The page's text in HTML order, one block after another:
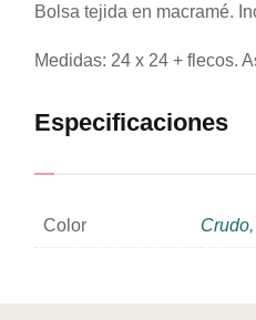
Bolsa tejida en macramé.
Medidas: 24 x 24 + flecos.
Especificaciones
Color Crudo